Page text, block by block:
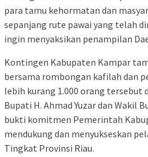
para tamu kehormatan dan
sepanjang rute pawai yang telah
ingin menyaksikan penampilan
Kontingen Kabupaten Kampar
bersama rombongan kafilah dan
lebih kurang 1.000 orang tersebut
Bupati H. Ahmad Yuzar dan Wakil
bukti komitmen Pemerintah
mendukung dan menyukseskan
Tingkat Provinsi Riau.